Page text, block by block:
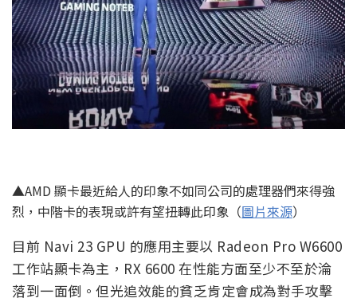
▲AMD 顯卡最近給人的印象不如同公司的處理器們來得強
烈，中階卡的表現或許有望扭轉此印象（圖片來源）
目前 Navi 23 GPU 的應用主要以 Radeon Pro W6600
工作站顯卡為主，RX 6600 在性能方面至少不至於淪
落到一面倒。但光追效能的貧乏肯定會成為對手攻擊